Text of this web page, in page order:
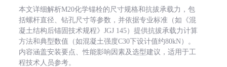
本文详细解析M20化学锚栓的尺寸规格和抗拔承载力，包
括螺杆直径、钻孔尺寸等参数，并依据专业标准（如《混
凝土结构后锚固技术规程》JGJ 145）提供抗拔承载力计算
方法和典型数值（如混凝土强度C30下设计值约80kN）。
内容涵盖安装要点、性能影响因素及选型建议，适用于工
程技术人员参考。